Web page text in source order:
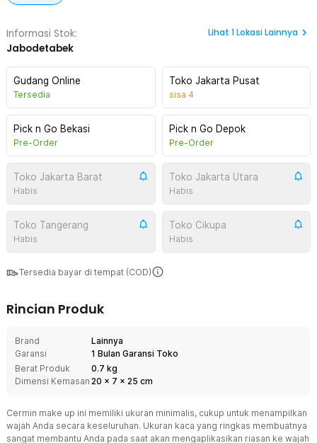
Informasi Stok:
Jabodetabek
Lihat 1Lokasi Lainnya
Gudang Online
Tersedia
Toko Jakarta Pusat
sisa 4
Pick n Go Bekasi
Pre-Order
Pick n Go Depok
Pre-Order
Toko Jakarta Barat
Habis
Toko Jakarta Utara
Habis
Toko Tangerang
Habis
Toko Cikupa
Habis
Tersedia bayar di tempat (COD)
Rincian Produk
Brand
Lainnya
Garansi
1 Bulan Garansi Toko
Berat Produk
0.7 kg
Dimensi Kemasan 20 x 7 x 25 cm
Cermin make up ini memiliki ukuran minimalis, cukup untuk menampilkan
wajah Anda secara keseluruhan. Ukuran kaca yang ringkas membuatnya
sangat membantu Anda pada saat akan mengaplikasikan riasan ke wajah